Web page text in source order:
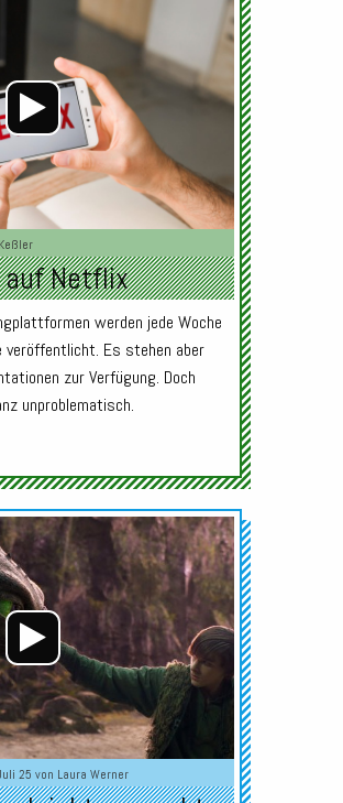
Player
auf Netflix
werden jede Woche
veröffentlicht. Es stehen aber
zur Verfügung. Doch
unproblematisch.
Audio-
Player
25 von Laura Werner